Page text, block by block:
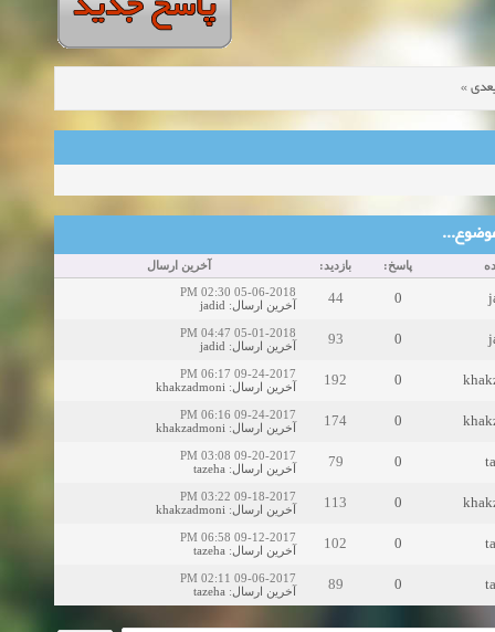
»
پاسخ: بازدید: آخرین ارسال
0
44
05-06-2018 02:30 PM
آخرین ارسال:
jadid
0
93
05-01-2018 04:47 PM
آخرین ارسال:
jadid
0
192
09-24-2017 06:17 PM
آخرین ارسال:
khakzadmoni
0
174
09-24-2017 06:16 PM
آخرین ارسال:
khakzadmoni
0
79
09-20-2017 03:08 PM
آخرین ارسال:
tazeha
0
113
09-18-2017 03:22 PM
آخرین ارسال:
khakzadmoni
0
102
09-12-2017 06:58 PM
آخرین ارسال:
tazeha
0
89
09-06-2017 02:11 PM
آخرین ارسال:
tazeha